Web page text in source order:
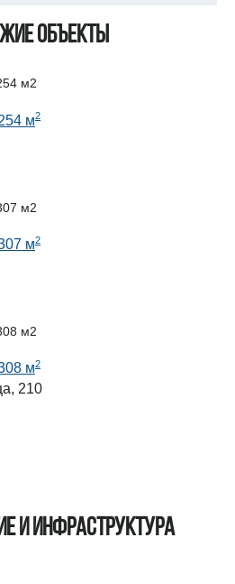
объекты
м2
м2
м2
210
и инфраструктура